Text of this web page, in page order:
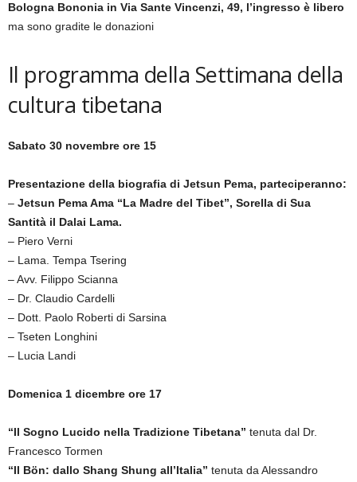
Bologna Bononia in Via Sante Vincenzi, 49, l’ingresso è libero
ma sono gradite le donazioni
Il programma della Settimana della
cultura tibetana
Sabato 30 novembre ore 15
Presentazione della biografia di Jetsun Pema, parteciperanno:
– Jetsun Pema Ama “La Madre del Tibet”, Sorella di Sua
Santità il Dalai Lama.
– Piero Verni
– Lama. Tempa Tsering
– Avv. Filippo Scianna
– Dr. Claudio Cardelli
– Dott. Paolo Roberti di Sarsina
– Tseten Longhini
– Lucia Landi
Domenica 1 dicembre ore 17
“Il Sogno Lucido nella Tradizione Tibetana” tenuta dal Dr.
Francesco Tormen
“Il Bön: dallo Shang Shung all’Italia” tenuta da Alessandro